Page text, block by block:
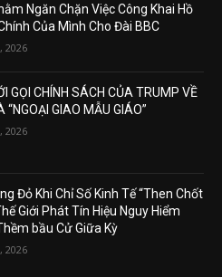
Ngăn Chặn Việc Công Khai Hồ
Của Mình Cho Đài BBC
2026
GỌI CHÍNH SÁCH CỦA TRUMP VỀ
“NGOẠI GIAO MẪU GIÁO”
2026
Đỏ Khi Chỉ Số Kinh Tế “Then Chốt
Giới Phát Tín Hiệu Nguy Hiểm
bầu Cử Giữa Kỳ
2026